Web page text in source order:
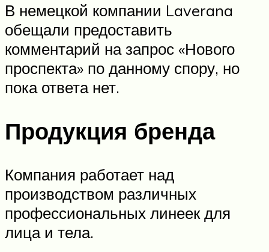
В немецкой компании Laverana
обещали предоставить
комментарий на запрос «Нового
проспекта» по данному спору, но
пока ответа нет.
Продукция бренда
Компания работает над
производством различных
профессиональных линеек для
лица и тела.